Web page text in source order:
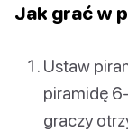
Jak grać w
Ustaw
piramidę
graczy